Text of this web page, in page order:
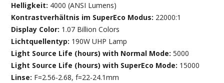
Helligkeit: 4000 (ANSI Lumens)
Kontrastverhältnis im SuperEco Modus: 22000:1
Display Color: 1.07 Billion Colors
Lichtquellentyp: 190W UHP Lamp
Light Source Life (hours) with Normal Mode:5000
Light Source Life (hours) with SuperEco Mode: 15000
Linse: F=2.56-2.68, f=22-24.1mm